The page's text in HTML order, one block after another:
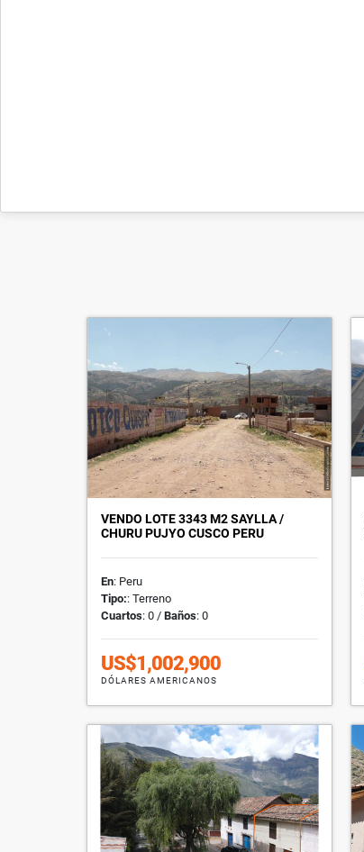
VENDO LOTE 3343 M2 SAYLLA /
CHURU PUJYO CUSCO PERU
En: Peru
Tipo:: Terreno
Cuartos: 0 / Baños: 0
US$1,002,900
DÓLARES AMERICANOS